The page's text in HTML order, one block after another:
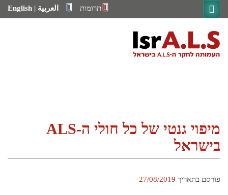
Skip
תרומות العربية |
English
מערך התמיכה
שירות סוציאלי
תכנית קהילה תומכת חיים עצמאיים
מיפוי גנטי של כל חולי ה-ALS
בישראל
פורסם בתאריך 27/08/2019